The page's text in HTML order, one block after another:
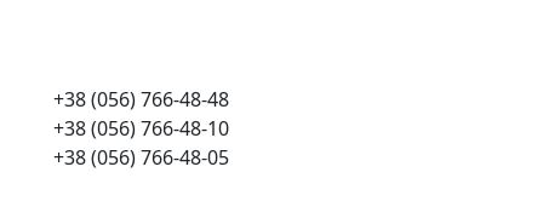
+38 (056) 766-48-48
+38 (056) 766-48-10
+38 (056) 766-48-05